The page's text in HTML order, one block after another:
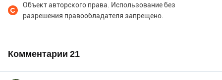
Объект авторского права. Использование без
разрешения правообладателя запрещено.
Комментарии 21